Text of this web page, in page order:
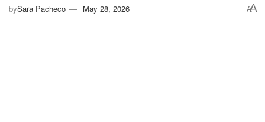
bySara Pacheco May 28, 2026 AA